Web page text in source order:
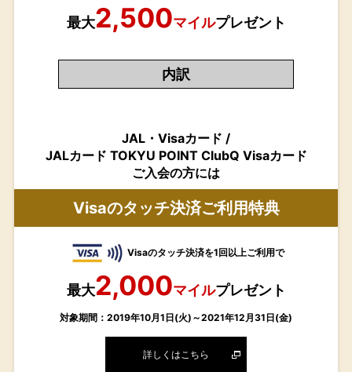
最大2,500マイルプレゼント
内訳
JAL・Visaカード /
JALカード TOKYU POINT ClubQ Visaカード
ご入会の方には
Visaのタッチ決済ご利用特典
Visaのタッチ決済を1回以上ご利用で
最大2,000マイルプレゼント
対象期間：2019年10月1日(火)～2021年12月31日(金)
詳しくはこちら